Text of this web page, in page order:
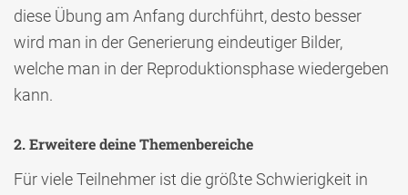
diese Übung am Anfang durchführt, desto besser
wird man in der Generierung eindeutiger Bilder,
welche man in der Reproduktionsphase wiedergeben
kann.
2. Erweitere deine Themenbereiche
Für viele Teilnehmer ist die größte Schwierigkeit in